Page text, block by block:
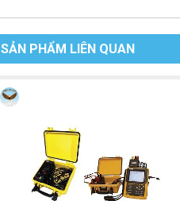
SẢN PHẨM LIÊN QUAN